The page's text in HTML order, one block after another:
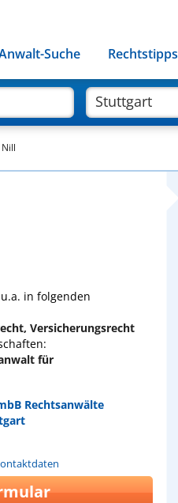
Suche Rechtstipps
in folgenden
Versicherungsrecht
für
Rechtsanwälte